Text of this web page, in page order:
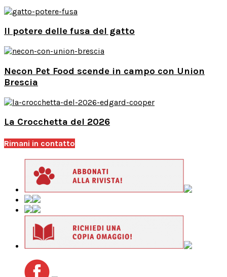
Il potere delle fusa del gatto
Necon Pet Food scende in campo con Union
Brescia
La Crocchetta del 2026
Rimani in contatto